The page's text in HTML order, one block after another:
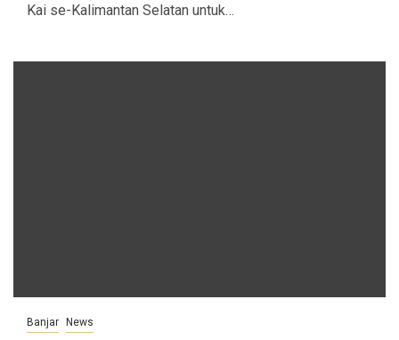
Kai se-Kalimantan Selatan untuk…
Banjar News